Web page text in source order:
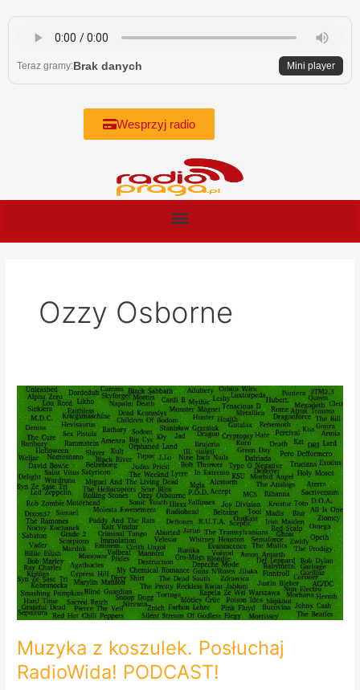
content
Teraz gramy:Brak danych Mini player
Wesprzyj radio
Ozzy Osborne
Muzyka z koszulek. Posłuchaj
RadioWida! PODCAST!
Muzyka
koszulek.
Posłuchaj
RadioWida!
PODCAST!